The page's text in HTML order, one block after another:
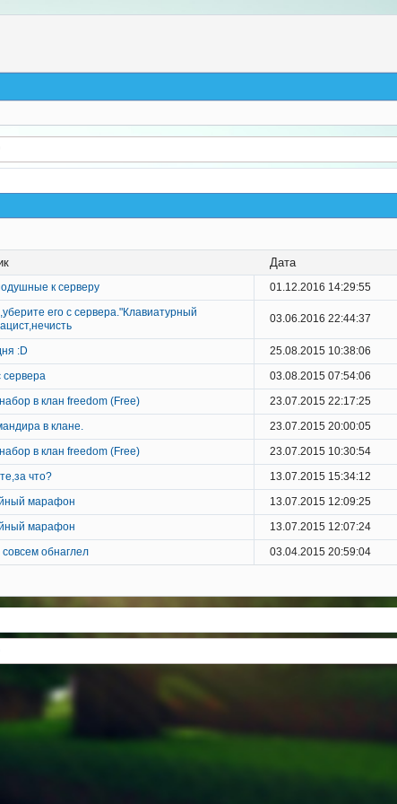
Дата
к серверу 01.12.2016 14:29:55
его с сервера."Клавиатурный
03.06.2016 22:44:37
:D
25.08.2015 10:38:06
сервера
03.08.2015 07:54:06
в клан freedom (Free)
23.07.2015 22:17:25
в клане.
23.07.2015 20:00:05
в клан freedom (Free)
23.07.2015 10:30:54
что?
13.07.2015 15:34:12
марафон
13.07.2015 12:09:25
марафон
13.07.2015 12:07:24
совсем обнаглел 03.04.2015 20:59:04